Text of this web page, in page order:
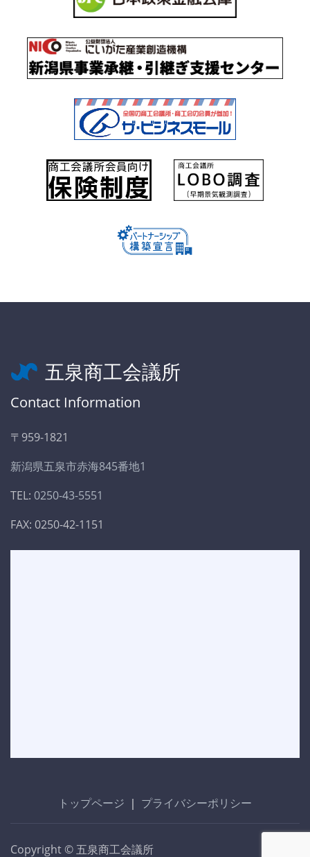
五泉商工会議所
Contact Information
〒959-1821
新潟県五泉市赤海845番地1
TEL: 0250-43-5551
FAX: 0250-42-1151
トップページ ｜ プライバシーポリシー
Copyright © 五泉商工会議所